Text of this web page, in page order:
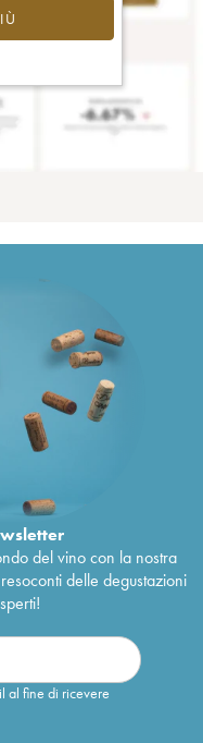
del vino con la nostra
delle degustazioni
al fine di ricevere